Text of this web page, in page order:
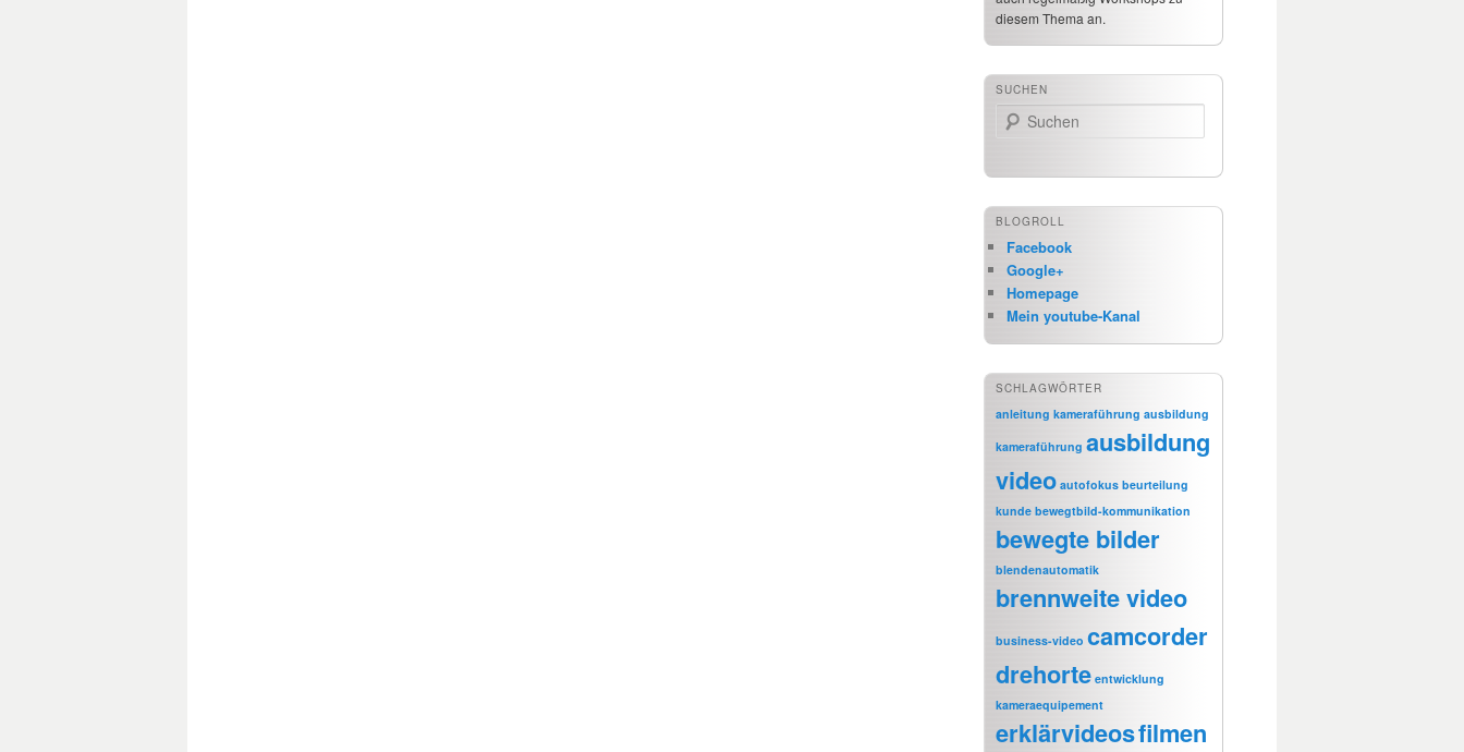
diesem Thema an.
SUCHEN
Suchen
BLOGROLL
Facebook
Google+
Homepage
Mein youtube-Kanal
SCHLAGWÖRTER
anleitung kameraführung ausbildung
kameraführung ausbildung
video autofokus beurteilung
kunde bewegtbild-kommunikation
bewegte bilder
blendenautomatik
brennweite video
business-video camcorder
drehorte entwicklung
kameraequipement
erklärvideosfilmen